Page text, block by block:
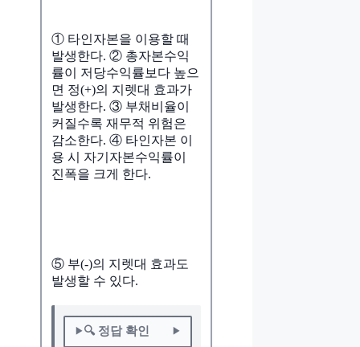
① 타인자본을 이용할 때
발생한다. ② 총자본수익
률이 저당수익률보다 높으
면 정(+)의 지렛대 효과가
발생한다. ③ 부채비율이
커질수록 재무적 위험은
감소한다. ④ 타인자본 이
용 시 자기자본수익률이
진폭을 크게 한다.
⑤ 부(-)의 지렛대 효과도
발생할 수 있다.
🔍 정답 확인